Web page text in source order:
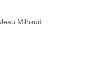
Milhaud